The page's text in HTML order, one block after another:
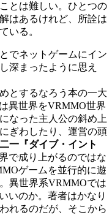
とは難しい。ひとつの
はあるけれど、所詮は
いる。
でネットゲームにイン
深まったように思え
とするなろう本の一大
異世界をVRMMO世界
なった主人公の斜め上
ぎわしたり、運営の頭
一『ダイブ・イント
で成り上がるのではな
ゲームを並行的に遊
異世界系VRMMOでは
いのか。著者はかなり
れるのだが、そこから